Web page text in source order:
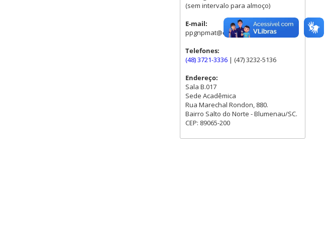
(sem intervalo para almoço)
E-mail:
ppgnpmat@contato.ufsc.br
Telefones:
(48) 3721-3336 | (47) 3232-5136
Endereço:
Sala B.017
Sede Acadêmica
Rua Marechal Rondon, 880.
Bairro Salto do Norte - Blumenau/SC.
CEP: 89065-200